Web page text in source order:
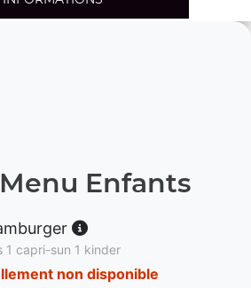
Enfants
1 capri-sun 1 kinder
non disponible